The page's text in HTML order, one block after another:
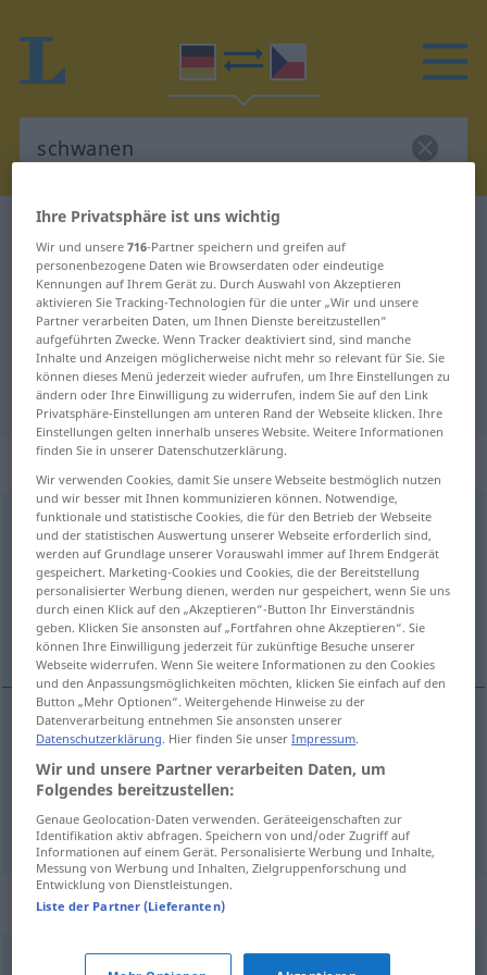
Deutsch-Tschechisch Wörterbuch
Deutsch-Tschechisch Übersetzung
für "schwanen"
"schwanen" Tschechisch
Übersetzung
„schwanen“
schwanen
Übersicht aller Übersetzungen
(Für mehr Details die Übersetzung anklicken/antippen)
tuším nĕco
Beispiele
mir schwantetwas UMG
tuším
Synonyme für "schwanen"
Ihre Privatsphäre ist uns wichtig
Wir und unsere716-Partner speichern und greifen auf
personenbezogene Daten wie Browserdaten oder eindeutige
Kennungen auf Ihrem Gerät zu. Durch Auswahl von Akzeptieren
aktivieren Sie Tracking-Technologien für die unter „Wir und unsere
Partner verarbeiten Daten, um Ihnen Dienste bereitzustellen“
aufgeführten Zwecke. Wenn Tracker deaktiviert sind, sind manche
Inhalte und Anzeigen möglicherweise nicht mehr so relevant für Sie. Sie
können dieses Menü jederzeit wieder aufrufen, um Ihre Einstellungen zu
ändern oder Ihre Einwilligung zu widerrufen, indem Sie auf den Link
Privatsphäre-Einstellungen am unteren Rand der Webseite klicken. Ihre
Einstellungen gelten innerhalb unseres Website. Weitere Informationen
finden Sie in unserer Datenschutzerklärung.
Wir verwenden Cookies, damit Sie unsere Webseite bestmöglich nutzen
und wir besser mit Ihnen kommunizieren können. Notwendige,
funktionale und statistische Cookies, die für den Betrieb der Webseite
und der statistischen Auswertung unserer Webseite erforderlich sind,
werden auf Grundlage unserer Vorauswahl immer auf Ihrem Endgerät
gespeichert. Marketing-Cookies und Cookies, die der Bereitstellung
personalisierter Werbung dienen, werden nur gespeichert, wenn Sie uns
durch einen Klick auf den „Akzeptieren“-Button Ihr Einverständnis
geben. Klicken Sie ansonsten auf „Fortfahren ohne Akzeptieren“. Sie
können Ihre Einwilligung jederzeit für zukünftige Besuche unserer
Webseite widerrufen. Wenn Sie weitere Informationen zu den Cookies
und den Anpassungsmöglichkeiten möchten, klicken Sie einfach auf den
Button „Mehr Optionen“. Weitergehende Hinweise zu der
Datenverarbeitung entnehmen Sie ansonsten unserer
Datenschutzerklärung. Hier finden Sie unserImpressum.
Wir und unsere Partner verarbeiten Daten, um
Folgendes bereitzustellen:
Genaue Geolocation-Daten verwenden. Geräteeigenschaften zur
Identifikation aktiv abfragen. Speichern von und/oder Zugriff auf
Informationen auf einem Gerät. Personalisierte Werbung und Inhalte,
Messung von Werbung und Inhalten, Zielgruppenforschung und
Entwicklung von Dienstleistungen.
Liste der Partner (Lieferanten)